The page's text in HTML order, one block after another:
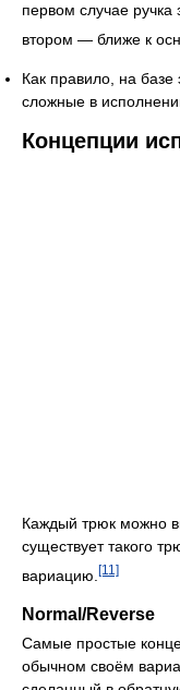
первом случае
втором — ближе к
Как правило, на
сложные в
Концепции
Каждый трюк можно
существует такого
вариацию. [11]
Normal/Reverse
Самые простые
обычном своём